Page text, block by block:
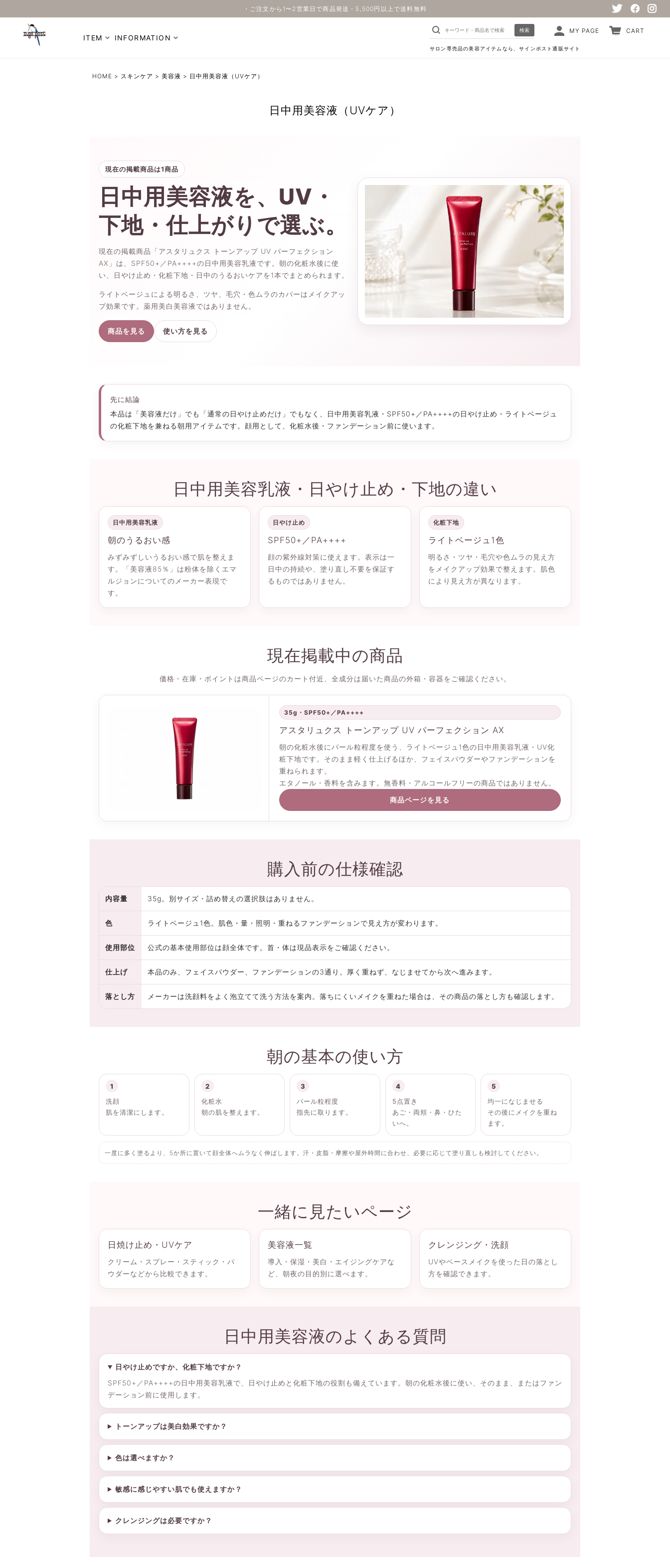
・ご注文から1〜2営業日で商品発送・5,500円以上で送料無料
ITEM INFORMATION
検索 MY PAGE CART
サロン専売品の美容アイテムなら、サインポスト通販サイト
HOME スキンケア 美容液 日中用美容液（UVケア）
日中用美容液（UVケア）
現在の掲載商品は1商品
日中用美容液を、UV・
下地・仕上がりで選ぶ。
現在の掲載商品「アスタリュクス トーンアップ UV パーフェクション
AX」は、SPF50+／PA++++の日中用美容乳液です。朝の化粧水後に使
い、日やけ止め・化粧下地・日中のうるおいケアを1本でまとめられます。
ライトベージュによる明るさ、ツヤ、毛穴・色ムラのカバーはメイクアッ
プ効果です。薬用美白美容液ではありません。
商品を見る 使い方を見る
先に結論
本品は「美容液だけ」でも「通常の日やけ止めだけ」でもなく、日中用美容乳液・SPF50+／PA++++の日やけ止め・ライトベージュ
の化粧下地を兼ねる朝用アイテムです。顔用として、化粧水後・ファンデーション前に使います。
日中用美容乳液・日やけ止め・下地の違い
日中用美容乳液
朝のうるおい感
みずみずしいうるおい感で肌を整えま
す。「美容液85％」は粉体を除くエマ
ルジョンについてのメーカー表現で
す。
日やけ止め
SPF50+／PA++++
顔の紫外線対策に使えます。表示は一
日中の持続や、塗り直し不要を保証す
るものではありません。
化粧下地
ライトベージュ1色
明るさ・ツヤ・毛穴や色ムラの見え方
をメイクアップ効果で整えます。肌色
により見え方が異なります。
現在掲載中の商品
価格・在庫・ポイントは商品ページのカート付近、全成分は届いた商品の外箱・容器をご確認ください。
35g・SPF50+／PA++++
アスタリュクス トーンアップ UV パーフェクション AX
朝の化粧水後にパール粒程度を使う、ライトベージュ1色の日中用美容乳液・UV化
粧下地です。そのまま軽く仕上げるほか、フェイスパウダーやファンデーションを
重ねられます。
エタノール・香料を含みます。無香料・アルコールフリーの商品ではありません。
商品ページを見る
購入前の仕様確認
内容量 35g。別サイズ・詰め替えの選択肢はありません。
色 ライトベージュ1色。肌色・量・照明・重ねるファンデーションで見え方が変わります。
使用部位 公式の基本使用部位は顔全体です。首・体は現品表示をご確認ください。
仕上げ 本品のみ、フェイスパウダー、ファンデーションの3通り。厚く重ねず、なじませてから次へ進みます。
落とし方 メーカーは洗顔料をよく泡立てて洗う方法を案内。落ちにくいメイクを重ねた場合は、その商品の落とし方も確認します。
朝の基本の使い方
洗顔
肌を清潔にします。
化粧水
朝の肌を整えます。
パール粒程度
指先に取ります。
5点置き
あご・両頬・鼻・ひた
いへ。
均一になじませる
その後にメイクを重ね
ます。
一度に多く塗るより、5か所に置いて顔全体へムラなく伸ばします。汗・皮脂・摩擦や屋外時間に合わせ、必要に応じて塗り直しも検討してください。
一緒に見たいページ
日焼け止め・UVケア
クリーム・スプレー・スティック・パ
ウダーなどから比較できます。
美容液一覧
導入・保湿・美白・エイジングケアな
ど、朝夜の目的別に選べます。
クレンジング・洗顔
UVやベースメイクを使った日の落とし
方を確認できます。
日中用美容液のよくある質問
日やけ止めですか、化粧下地ですか？
SPF50+／PA++++の日中用美容乳液で、日やけ止めと化粧下地の役割も備えています。朝の化粧水後に使い、そのまま、またはファン
デーション前に使用します。
トーンアップは美白効果ですか？
色は選べますか？
敏感に感じやすい肌でも使えますか？
クレンジングは必要ですか？